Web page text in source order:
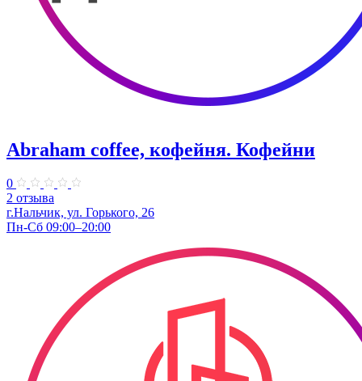
Abraham coffee, кофейня. Кофейни
0
2 отзыва
г.Нальчик, ул. Горького, 26
Пн-Сб 09:00–20:00